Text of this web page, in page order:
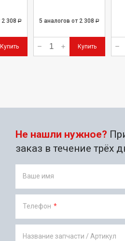
2 308 Р
Купить
5 аналогов от 2 308 Р
Купить
Не нашли нужное?
заказ в течение трёх
Ваше имя
Телефон *
Название запчасти / Артикул